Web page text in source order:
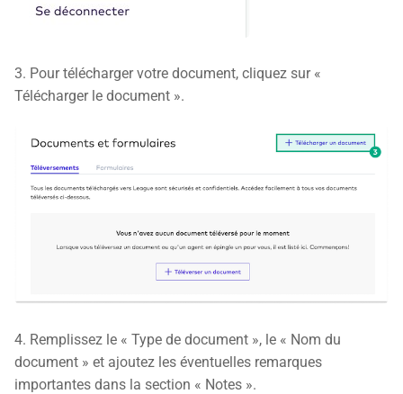
3. Pour télécharger votre document, cliquez sur «
Télécharger le document ».
4. Remplissez le « Type de document », le « Nom du
document » et ajoutez les éventuelles remarques
importantes dans la section « Notes ».